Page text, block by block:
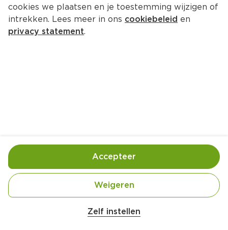
Greenminds Borduurnaalden 10st
Per Kaart 2 g  (per kilo €1,795.00)
Handige informatie over dit product
Borduurnaalden 10st
Wettelijke informatie
cookies we plaatsen en je toestemming wijzigen of
intrekken. Lees meer in ons cookiebeleid en
privacy statement.
Zelf instellen
Weigeren
Accepteer